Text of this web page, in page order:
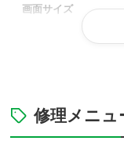
画面サイズ
本体カラー
修理メニュ